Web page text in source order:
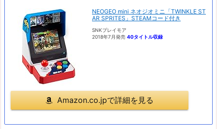
NEOGEO mini ネオジオミニ「TWINKLE ST
AR SPRITES」STEAMコード付き
SNKプレイモア
2018年7月発売 40タイトル収録
Amazon.co.jpで詳細を見る